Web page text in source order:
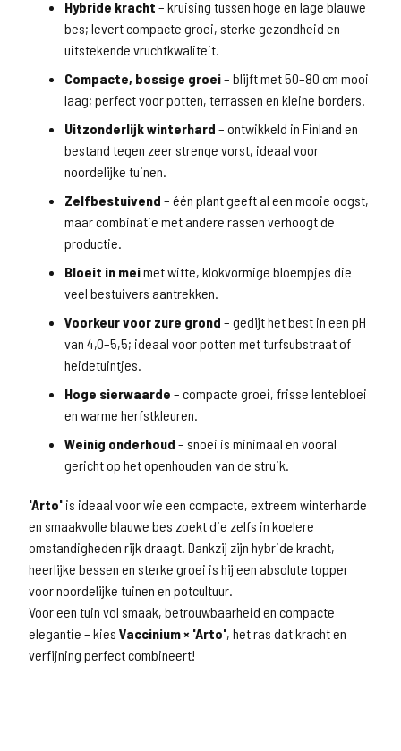
Hybride kracht – kruising tussen hoge en lage blauwe
bes; levert compacte groei, sterke gezondheid en
uitstekende vruchtkwaliteit.
Compacte, bossige groei– blijft met 50–80 cm mooi
laag; perfect voor potten, terrassen en kleine borders.
Uitzonderlijk winterhard – ontwikkeld in Finland en
bestand tegen zeer strenge vorst, ideaal voor
noordelijke tuinen.
Zelfbestuivend – één plant geeft al een mooie oogst,
maar combinatie met andere rassen verhoogt de
productie.
Bloeit in meimet witte, klokvormige bloempjes die
veel bestuivers aantrekken.
Voorkeur voor zure grond – gedijt het best in een pH
van 4,0–5,5; ideaal voor potten met turfsubstraat of
heidetuintjes.
Hoge sierwaarde – compacte groei, frisse lentebloei
en warme herfstkleuren.
Weinig onderhoud – snoei is minimaal en vooral
gericht op het openhouden van de struik.
'Arto' is ideaal voor wie een compacte, extreem winterharde
en smaakvolle blauwe bes zoekt die zelfs in koelere
omstandigheden rijk draagt. Dankzij zijn hybride kracht,
heerlijke bessen en sterke groei is hij een absolute topper
voor noordelijke tuinen en potcultuur.
Voor een tuin vol smaak, betrouwbaarheid en compacte
elegantie – kies Vaccinium × 'Arto', het ras dat kracht en
verfijning perfect combineert!